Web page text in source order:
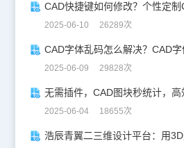
CAD快捷键如何修改？个性定制
2025-06-10 26289次
2025-06-09 29828次
2025-06-04 18655次